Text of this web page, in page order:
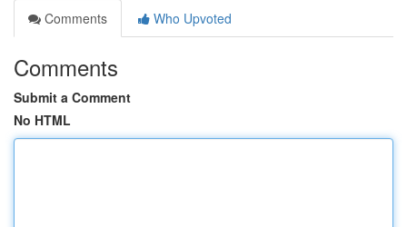
Comments
Who Upvoted
Comments
Submit a Comment
No HTML